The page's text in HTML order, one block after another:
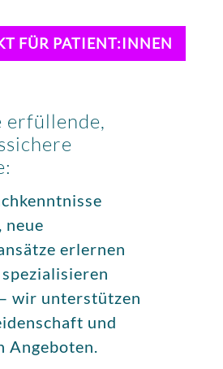
FÜR PATIENT:INNEN
erfüllende,
neue
erlernen
wir unterstützen
und
Angeboten.